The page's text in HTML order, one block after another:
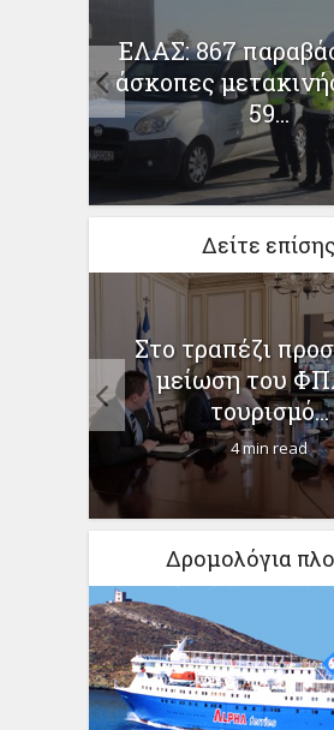
ΕΛΑΣ: 867
άσκοπες
59...
Δείτε επίσης
Στο τραπέζι
μείωση του
τουρισμό...
4 min read
Δρομολόγια